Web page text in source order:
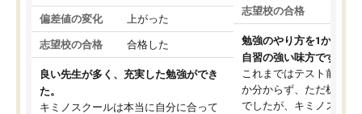
偏差値の変化 上がった
志望校の合格 合格した
良い先生が多く、充実した勉強ができ
た。
キミノスクールは本当に自分に合って
志望校の合格
勉強のやり方を1から教
自習の強い味方です。
これまではテスト前に何
か分からず、ただ机に座
でしたが、キミノスクー